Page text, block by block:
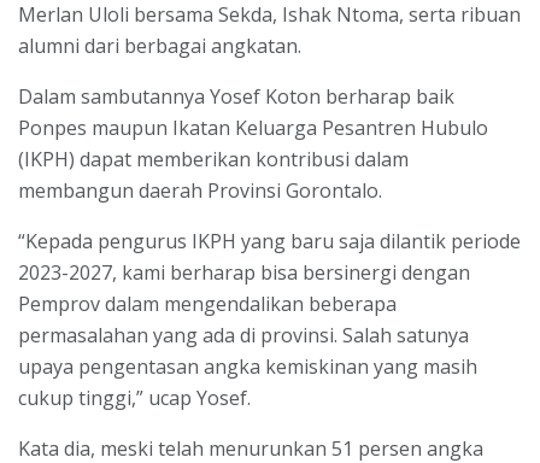
Merlan Uloli bersama Sekda, Ishak Ntoma, serta ribuan
alumni dari berbagai angkatan.
Dalam sambutannya Yosef Koton berharap baik
Ponpes maupun Ikatan Keluarga Pesantren Hubulo
(IKPH) dapat memberikan kontribusi dalam
membangun daerah Provinsi Gorontalo.
“Kepada pengurus IKPH yang baru saja dilantik periode
2023-2027, kami berharap bisa bersinergi dengan
Pemprov dalam mengendalikan beberapa
permasalahan yang ada di provinsi. Salah satunya
upaya pengentasan angka kemiskinan yang masih
cukup tinggi,” ucap Yosef.
Kata dia, meski telah menurunkan 51 persen angka